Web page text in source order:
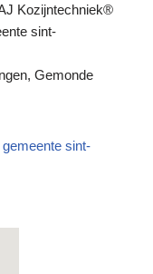
Kozijntechniek®
sint-
Gemonde
sint-